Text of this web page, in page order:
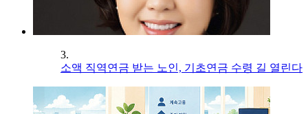
3.
소액 직역연금 받는 노인, 기초연금 수령 길 열린다